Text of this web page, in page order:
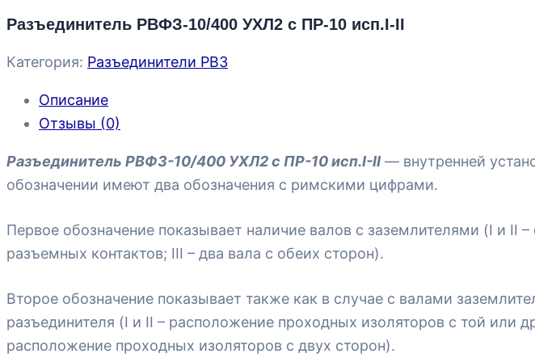
Разъединитель РВФЗ-10/400 УХЛ2 с ПР-10 исп.I-II
Категория: Разъединители РВЗ
Описание
Отзывы (0)
Разъединитель РВФЗ-10/400 УХЛ2 с ПР-10 исп.I-II — внутренней
обозначении имеют два обозначения с римскими цифрами.
Первое обозначение показывает наличие валов с заземлителями (I и II
разъемных контактов; III – два вала с обеих сторон).
Второе обозначение показывает также как в случае с валами
разъединителя (I и II – расположение проходных изоляторов с той или
расположение проходных изоляторов с двух сторон).